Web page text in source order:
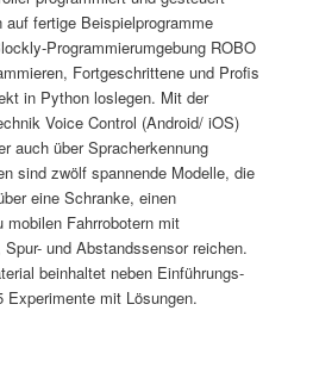
fertige Beispielprogramme
Programmierumgebung ROBO
Fortgeschrittene und Profis
in Python loslegen. Mit der
Voice Control (Android/ iOS)
auch über Spracherkennung
sind zwölf spannende Modelle, die
eine Schranke, einen
Fahrrobotern mit
und Abstandssensor reichen.
beinhaltet neben Einführungs-
mit Lösungen.